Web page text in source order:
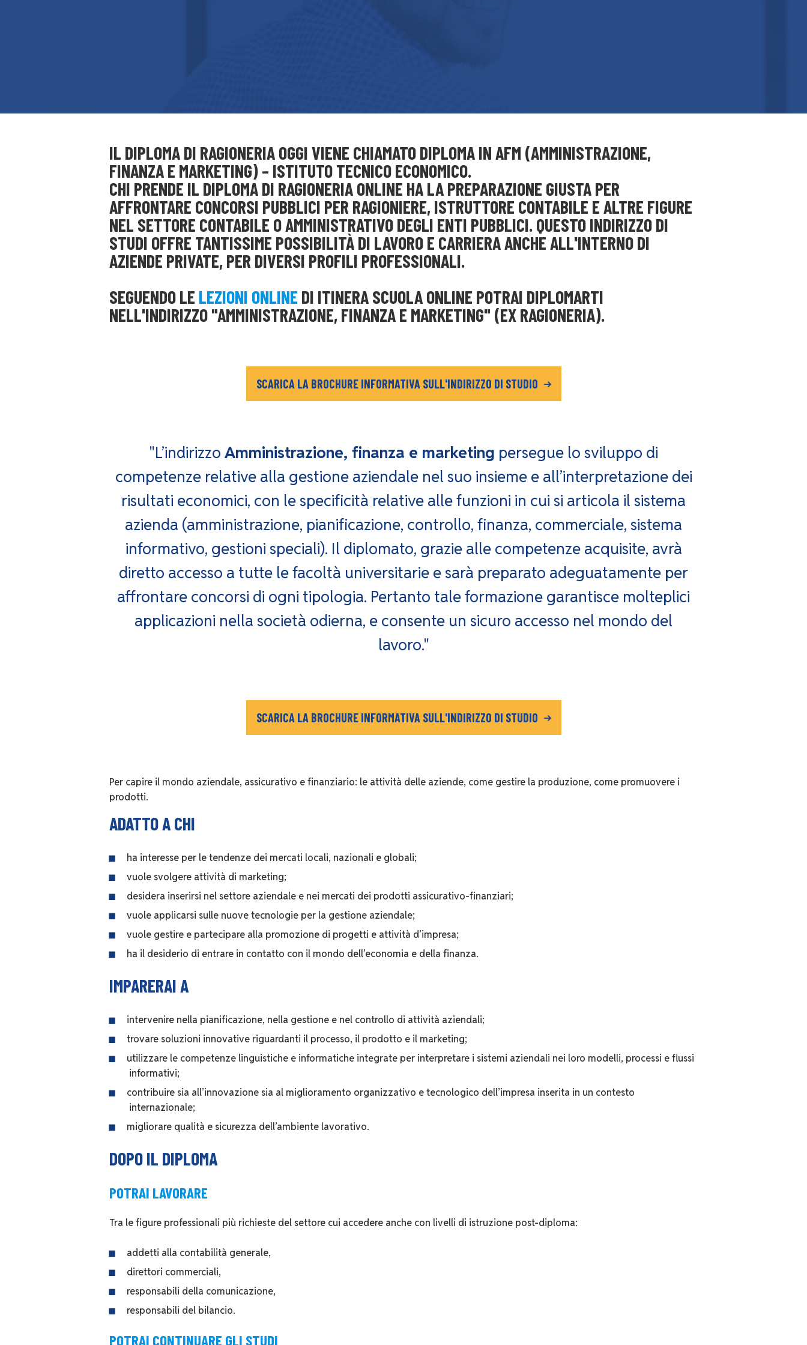
IL DIPLOMA DI RAGIONERIA OGGI VIENE CHIAMATO DIPLOMA IN AFM (AMMINISTRAZIONE,
FINANZA E MARKETING) – ISTITUTO TECNICO ECONOMICO.
CHI PRENDE IL DIPLOMA DI RAGIONERIA ONLINE HA LA PREPARAZIONE GIUSTA PER
AFFRONTARE CONCORSI PUBBLICI PER RAGIONIERE, ISTRUTTORE CONTABILE E ALTRE FIGURE
NEL SETTORE CONTABILE O AMMINISTRATIVO DEGLI ENTI PUBBLICI. QUESTO INDIRIZZO DI
STUDI OFFRE TANTISSIME POSSIBILITÀ DI LAVORO E CARRIERA ANCHE ALL'INTERNO DI
AZIENDE PRIVATE, PER DIVERSI PROFILI PROFESSIONALI.
SEGUENDO LE LEZIONI ONLINE DI ITINERA SCUOLA ONLINE POTRAI DIPLOMARTI
NELL'INDIRIZZO "AMMINISTRAZIONE, FINANZA E MARKETING" (EX RAGIONERIA).
SCARICA LA BROCHURE INFORMATIVA SULL'INDIRIZZO DI STUDIO
"L’indirizzo Amministrazione, finanza e marketing persegue lo sviluppo di
competenze relative alla gestione aziendale nel suo insieme e all’interpretazione dei
risultati economici, con le specificità relative alle funzioni in cui si articola il sistema
azienda (amministrazione, pianificazione, controllo, finanza, commerciale, sistema
informativo, gestioni speciali). Il diplomato, grazie alle competenze acquisite, avrà
diretto accesso a tutte le facoltà universitarie e sarà preparato adeguatamente per
affrontare concorsi di ogni tipologia. Pertanto tale formazione garantisce molteplici
applicazioni nella società odierna, e consente un sicuro accesso nel mondo del
lavoro."
SCARICA LA BROCHURE INFORMATIVA SULL'INDIRIZZO DI STUDIO
Per capire il mondo aziendale, assicurativo e finanziario: le attività delle aziende, come gestire la produzione, come promuovere i
prodotti.
ADATTO A CHI
ha interesse per le tendenze dei mercati locali, nazionali e globali;
vuole svolgere attività di marketing;
desidera inserirsi nel settore aziendale e nei mercati dei prodotti assicurativo-finanziari;
vuole applicarsi sulle nuove tecnologie per la gestione aziendale;
vuole gestire e partecipare alla promozione di progetti e attività d’impresa;
ha il desiderio di entrare in contatto con il mondo dell’economia e della finanza.
IMPARERAI A
intervenire nella pianificazione, nella gestione e nel controllo di attività aziendali;
trovare soluzioni innovative riguardanti il processo, il prodotto e il marketing;
utilizzare le competenze linguistiche e informatiche integrate per interpretare i sistemi aziendali nei loro modelli, processi e flussi
informativi;
contribuire sia all’innovazione sia al miglioramento organizzativo e tecnologico dell’impresa inserita in un contesto
internazionale;
migliorare qualità e sicurezza dell’ambiente lavorativo.
DOPO IL DIPLOMA
POTRAI LAVORARE
Tra le figure professionali più richieste del settore cui accedere anche con livelli di istruzione post-diploma:
addetti alla contabilità generale,
direttori commerciali,
responsabili della comunicazione,
responsabili del bilancio.
POTRAI CONTINUARE GLI STUDI